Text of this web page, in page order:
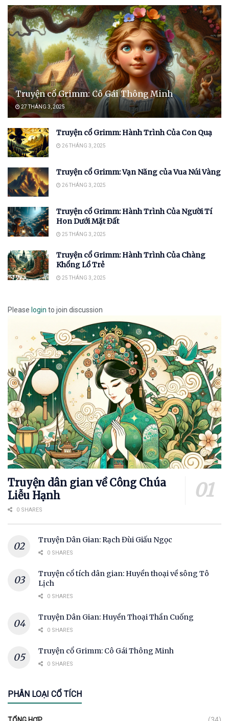
Truyện cổ Grimm: Cô Gái Thông Minh
27 THÁNG 3, 2025
Truyện cổ Grimm: Hành Trình Của Con Quạ
26 THÁNG 3, 2025
Truyện cổ Grimm: Vạn Năng của Vua Núi Vàng
26 THÁNG 3, 2025
Truyện cổ Grimm: Hành Trình Của Người Tí
Hon Dưới Mặt Đất
25 THÁNG 3, 2025
Truyện cổ Grimm: Hành Trình Của Chàng
Khổng Lồ Trẻ
25 THÁNG 3, 2025
Please login to join discussion
Truyện dân gian về Công Chúa
Liễu Hạnh
0 SHARES
Truyện Dân Gian: Rạch Đùi Giấu Ngọc
0 SHARES
Truyện cổ tích dân gian: Huyền thoại về sông Tô
Lịch
0 SHARES
Truyện Dân Gian: Huyền Thoại Thần Cuống
0 SHARES
Truyện cổ Grimm: Cô Gái Thông Minh
0 SHARES
PHÂN LOẠI CỔ TÍCH